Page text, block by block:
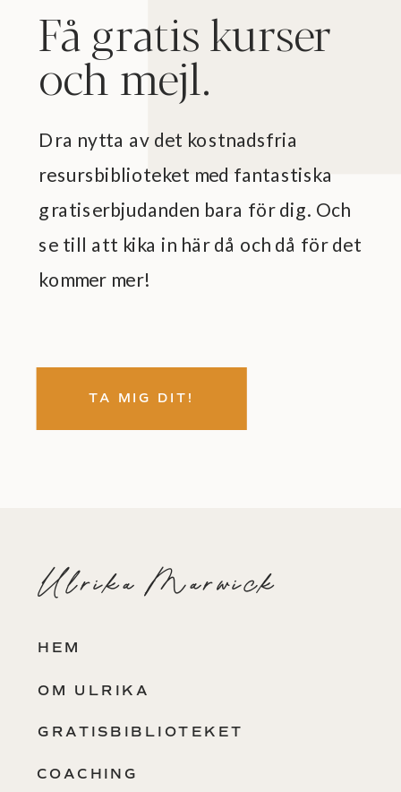
TA MIG DIT!
Få gratis kurser
och mejl.
Dra nytta av det kostnadsfria
resursbiblioteket med fantastiska
gratiserbjudanden bara för dig. Och
se till att kika in här då och då för det
kommer mer!
COACHING
GRATISBIBLIOTEKET
OM ULRIKA
HEM
Ulrika Marwick